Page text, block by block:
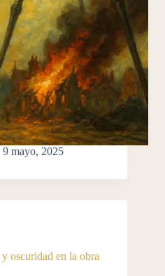
9 mayo, 2025
oscuridad en la obra